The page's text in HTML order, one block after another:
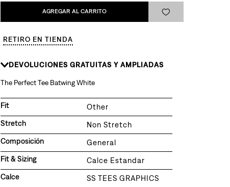
AGREGAR AL CARRITO
RETIRO EN TIENDA
DEVOLUCIONES GRATUITAS Y AMPLIADAS
The Perfect Tee Batwing White
Fit
Other
Stretch
Non Stretch
Composición
General
Fit & Sizing
Calce Estandar
Calce
SS TEES GRAPHICS